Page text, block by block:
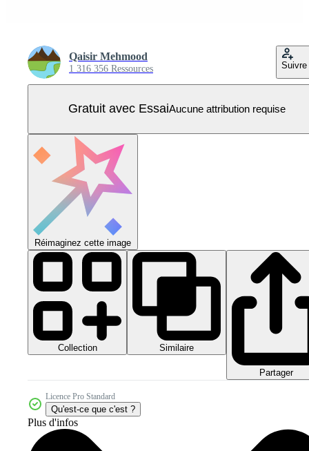
Qaisir Mehmood
1 316 356 Ressources Suivre
Gratuit avec EssaiAucune attribution requise
Réimaginez cette image
Collection Similaire
Partager
Licence Pro Standard
Qu'est-ce que c'est ?
Plus d'infos